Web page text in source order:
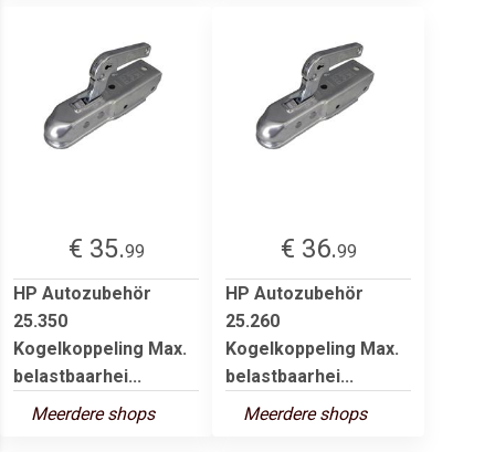
€ 35.99
HP Autozubehör
25.350
Kogelkoppeling Max.
belastbaarhei...
Meerdere shops
€ 36.99
HP Autozubehör
25.260
Kogelkoppeling Max.
belastbaarhei...
Meerdere shops